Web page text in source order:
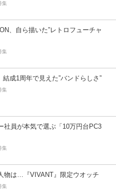
集
、自ら描いた”レトロフューチャ
集
結成1周年で見えた”バンドらしさ”
集
社員が本気で選ぶ「10万円台PC3
集
物は…『VIVANT』限定ウオッチ
集